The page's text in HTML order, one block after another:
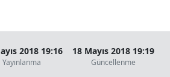
Çanakkale
2018 19:16
Yayınlanma
18 Mayıs 2018 19:19
Güncellenme